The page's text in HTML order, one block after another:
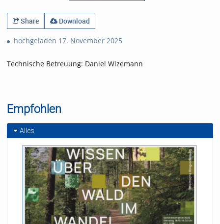
Share Download
hochgeladen 17. November 2025
Technische Betreuung: Daniel Wizemann
Empfohlen
Alles